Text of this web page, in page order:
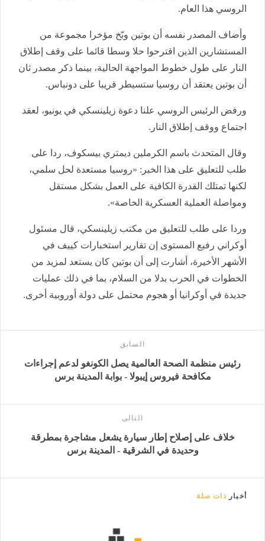
الروسي هذا العام.
وأضاف المصدر نفسه أن بوتين وبّخ مؤخرا مجموعة من
المستشارين الذين اقترحوا حلا وسطا قائما على وقف إطلاق
النار على طول خطوط المواجهة الحالية، بينما ذكر مصدر ثان
أن بوتين يعتقد أن روسيا ستسيطر قريبا على دونباس.
ورفض الرئيس الروسي علنا دعوة زيلينسكي في يونيو، لعقد
اجتماع ووقف إطلاق النار.
وقال المتحدث باسم الكرملين ديمتري بيسكوف، ردا على
طلب للتعليق على هذا الخبر: «روسيا مستعدة لحل سلمي،
لكنها تمتلك القدرة الكافية على العمل بشكل مستقل
ومواصلة العملية العسكرية الخاصة».
وردا على طلب للتعليق من مكتب زيلينسكي، قال مسئول
أوكراني رفيع المستوى إن تقارير استخبارات كييف في
الأشهر الأخيرة، أشارت إلى أن بوتين كان يستعد لمزيد من
الخطوات في الحرب بدلا من السلام، بما في ذلك عمليات
جديدة في أوكرانيا أو هجوم محتمل على دولة أوروبية أخرى.
السابق
رئيس منظمة الصحة العالمية يصل الكونغو لدعم إجراءات
مكافحة فيروس إيبولا - بوابة المدينة برس
التالى
خلاف على إصلاح إطار سيارة يشعل مشاجرة بمطرقة
وحديدة في الشرقية - المدينة برس
أخبار ذات صلة